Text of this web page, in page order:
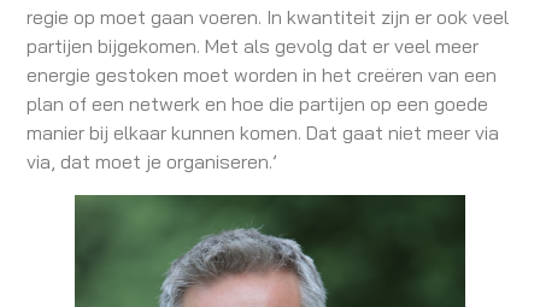
regie op moet gaan voeren. In kwantiteit zijn er ook veel
partijen bijgekomen. Met als gevolg dat er veel meer
energie gestoken moet worden in het creëren van een
plan of een netwerk en hoe die partijen op een goede
manier bij elkaar kunnen komen. Dat gaat niet meer via
via, dat moet je organiseren.’